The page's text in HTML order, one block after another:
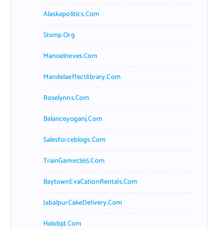
Alaskapolitics.com
Stsmp.org
Manoelneves.com
Mandelaeffectlibrary.com
Roselynns.com
Balanceyoganj.com
Salesforceblogs.com
TrainGames365.com
BaytownEvaCationRentals.com
JabalpurCakeDelivery.com
Halobjd.com